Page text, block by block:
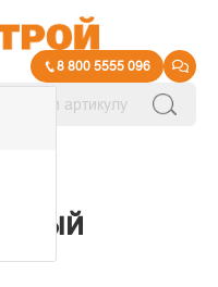
8 800 5555 096